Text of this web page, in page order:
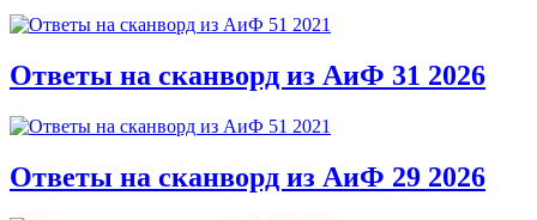
Ответы на сканворд из АиФ 31 2026
Ответы на сканворд из АиФ 29 2026